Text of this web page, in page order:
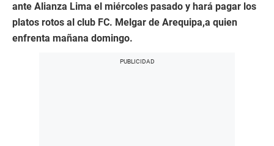
ante Alianza Lima el miércoles pasado y hará pagar los
platos rotos al club FC. Melgar de Arequipa,a quien
enfrenta mañana domingo.